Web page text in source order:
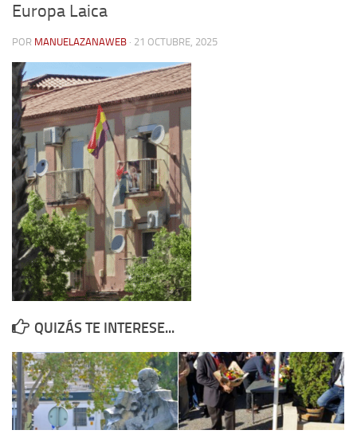
Quienes somos
Actividades
Colabora
Contacto
Memoria Histórica
Investigación previa de la represión en Talavera de la Reina (1937-
1947).
Informe Represión en Toledo 1936-1947 | Buscador
Informe de la fosa de abril de 1939 de Tembleque
Enciclopedia Republicana
Militantes históricos IR
Izquierda Republicana. Agrupaciones y Militantes (1934-1939)
Izquierda Republicana. Navarra
Izquierda Republicana. Galicia
Textos esenciales del republicanismo
Europa Laica
POR MANUELAZANAWEB · 21 OCTUBRE, 2025
QUIZÁS TE INTERESE...